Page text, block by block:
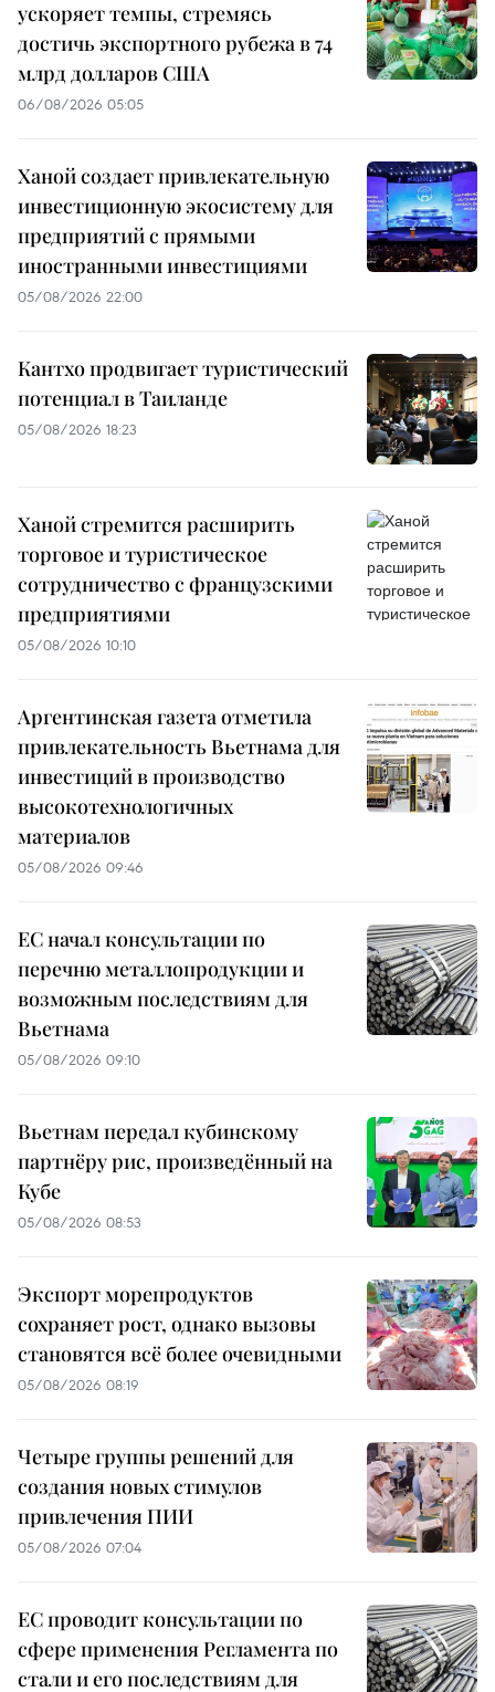
ускоряет темпы, стремясь
достичь экспортного рубежа в 74
млрд долларов США
06/08/2026 05:05
Ханой создает привлекательную
инвестиционную экосистему для
предприятий с прямыми
иностранными инвестициями
05/08/2026 22:00
Кантхо продвигает туристический
потенциал в Таиланде
05/08/2026 18:23
Ханой стремится расширить
торговое и туристическое
сотрудничество с французскими
предприятиями
05/08/2026 10:10
Аргентинская газета отметила
привлекательность Вьетнама для
инвестиций в производство
высокотехнологичных
материалов
05/08/2026 09:46
ЕС начал консультации по
перечню металлопродукции и
возможным последствиям для
Вьетнама
05/08/2026 09:10
Вьетнам передал кубинскому
партнёру рис, произведённый на
Кубе
05/08/2026 08:53
Экспорт морепродуктов
сохраняет рост, однако вызовы
становятся всё более очевидными
05/08/2026 08:19
Четыре группы решений для
создания новых стимулов
привлечения ПИИ
05/08/2026 07:04
ЕС проводит консультации по
сфере применения Регламента по
стали и его последствиям для